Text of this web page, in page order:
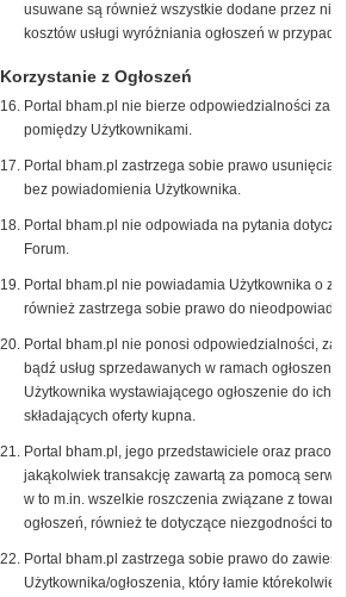
usuwane są również wszystkie dodane przez
kosztów usługi wyróżniania ogłoszeń w
Korzystanie z Ogłoszeń
Portal bham.pl nie bierze odpowiedzialności za
pomiędzy Użytkownikami.
Portal bham.pl zastrzega sobie prawo
bez powiadomienia Użytkownika.
Portal bham.pl nie odpowiada na pytania
Forum.
Portal bham.pl nie powiadamia Użytkownika o
również zastrzega sobie prawo do
Portal bham.pl nie ponosi odpowiedzialności,
bądź usług sprzedawanych w ramach
Użytkownika wystawiającego ogłoszenie do ich
składających oferty kupna.
Portal bham.pl, jego przedstawiciele oraz
jakąkolwiek transakcję zawartą za pomocą
w to m.in. wszelkie roszczenia związane z
ogłoszeń, również te dotyczące niezgodności
Portal bham.pl zastrzega sobie prawo do
Użytkownika/ogłoszenia, który łamie